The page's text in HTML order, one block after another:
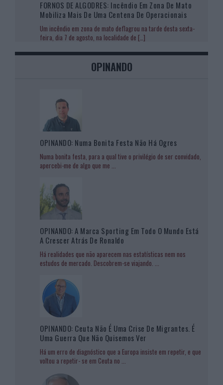
FORNOS DE ALGODRES: Incêndio Em Zona De Mato
Mobiliza Mais De Uma Centena De Operacionais
Um incêndio em zona de mato deflagrou na tarde desta sexta-
feira, dia 7 de agosto, na localidade de […]
OPINANDO
OPINANDO: Numa Bonita Festa Não Há Ogres
Numa bonita festa, para a qual tive o privilégio de ser convidado,
apercebi-me de algo que me ...
OPINANDO: A Marca Sporting Em Todo O Mundo Está
A Crescer Atrás De Ronaldo
Há realidades que não aparecem nas estatísticas nem nos
estudos de mercado. Descobrem-se viajando. ...
OPINANDO: Ceuta Não É Uma Crise De Migrantes. É
Uma Guerra Que Não Quisemos Ver
Há um erro de diagnóstico que a Europa insiste em repetir, e que
voltou a repetir- se em Ceuta no ...